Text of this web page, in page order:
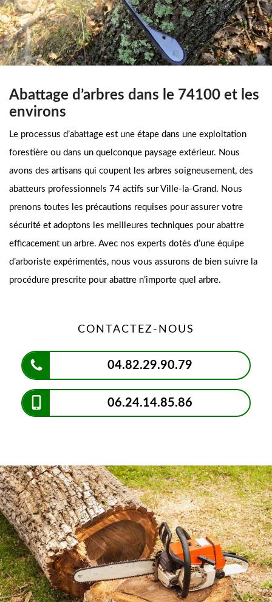
Abattage d’arbres dans le 74100 et les
environs
Le processus d’abattage est une étape dans une exploitation
forestière ou dans un quelconque paysage extérieur. Nous
avons des artisans qui coupent les arbres soigneusement, des
abatteurs professionnels 74 actifs sur Ville-la-Grand. Nous
prenons toutes les précautions requises pour assurer votre
sécurité et adoptons les meilleures techniques pour abattre
efficacement un arbre. Avec nos experts dotés d’une équipe
d’arboriste expérimentés, nous vous assurons de bien suivre la
procédure prescrite pour abattre n’importe quel arbre.
CONTACTEZ-NOUS
04.82.29.90.79
06.24.14.85.86